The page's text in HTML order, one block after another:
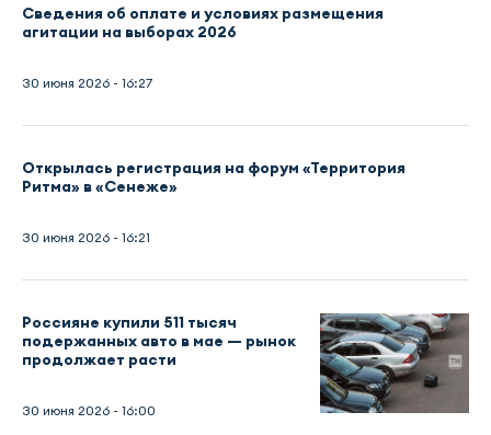
Сведения об оплате и условиях размещения
агитации на выборах 2026
30 июня 2026 - 16:27
Открылась регистрация на форум «Территория
Ритма» в «Сенеже»
30 июня 2026 - 16:21
Россияне купили 511 тысяч
подержанных авто в мае — рынок
продолжает расти
30 июня 2026 - 16:00